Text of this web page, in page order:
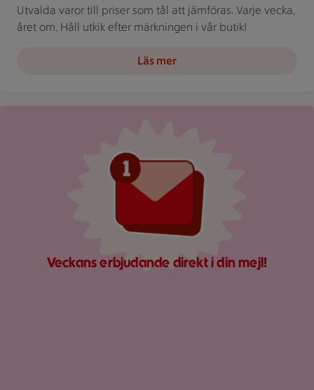
Utvalda varor till priser som tål att jämföras. Varje vecka,
året om. Håll utkik efter märkningen i vår butik!
Läs mer
Veckans erbjudande direkt i din mejl!